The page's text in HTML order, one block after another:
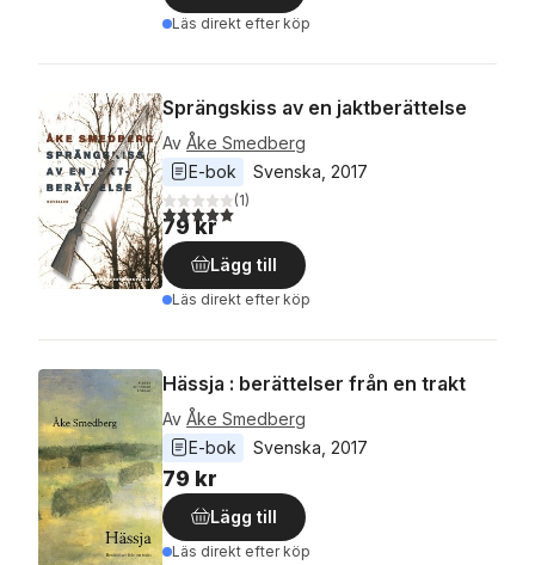
Läs direkt efter köp
Sprängskiss av en jaktberättelse
Av Åke Smedberg
E-bok
Svenska 2017
5,0utav 5 stjärnor. Totalt antal röster:
(1)
79 kr
Lägg till
Läs direkt efter köp
Hässja : berättelser från en trakt
Av Åke Smedberg
E-bok
Svenska 2017
79 kr
Lägg till
Läs direkt efter köp